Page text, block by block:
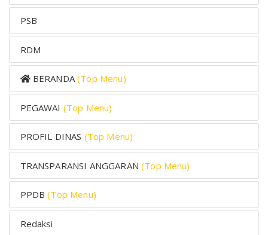
PSB
RDM
BERANDA(Top Menu)
PEGAWAI (Top Menu)
PROFIL DINAS (Top Menu)
TRANSPARANSI ANGGARAN(Top Menu)
PPDB(Top Menu)
Redaksi